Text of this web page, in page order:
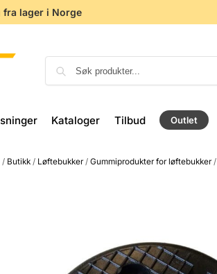
fra lager i Norge
Kataloger Tilbud Outlet
/ Butikk/ Løftebukker/ Gummiprodukter for løftebukker/